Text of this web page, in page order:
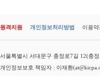
원격지원 개인정보처리방법 이용약
서울특별시 서대문구 충정로7길 12(충
개인정보보호 책임자 : 이재환